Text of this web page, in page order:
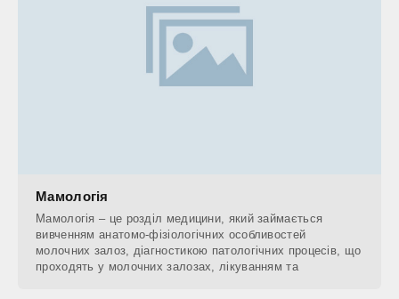
Мамологія
Мамологія – це розділ медицини, який займається
вивченням анатомо-фізіологічних особливостей
молочних залоз, діагностикою патологічних процесів, що
проходять у молочних залозах, лікуванням та